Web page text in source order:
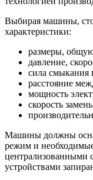
Выбирая машины,
характеристики:
размеры,
давление,
сила смыкания
расстояние
мощность
скорость
Машины должны
режим и
централизованными
устройствами